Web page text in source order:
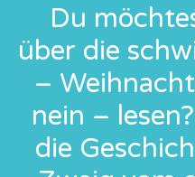
Du
über die
–
nein –
die